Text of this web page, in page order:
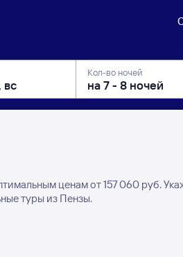
Кол-во ночей
ценам от 157 ⁠060 руб.
туры из Пензы.